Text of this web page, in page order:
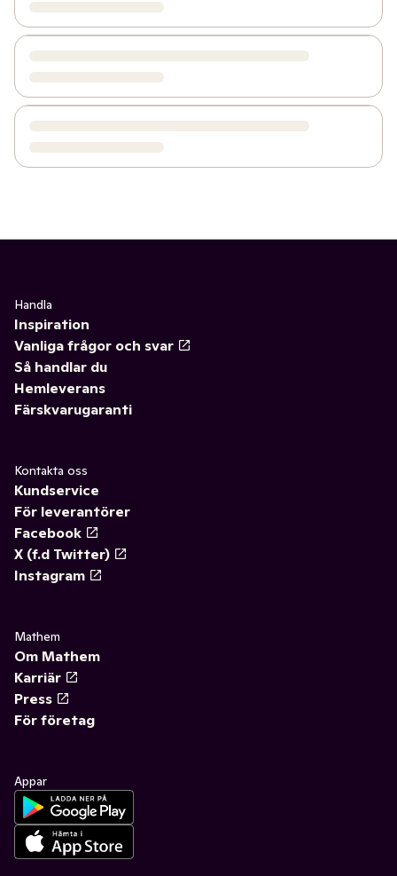
Handla
Inspiration
Vanliga frågor och svar
Så handlar du
Hemleverans
Färskvarugaranti
Kontakta oss
Kundservice
För leverantörer
Facebook
X (f.d Twitter)
Instagram
Mathem
Om Mathem
Karriär
Press
För företag
Appar